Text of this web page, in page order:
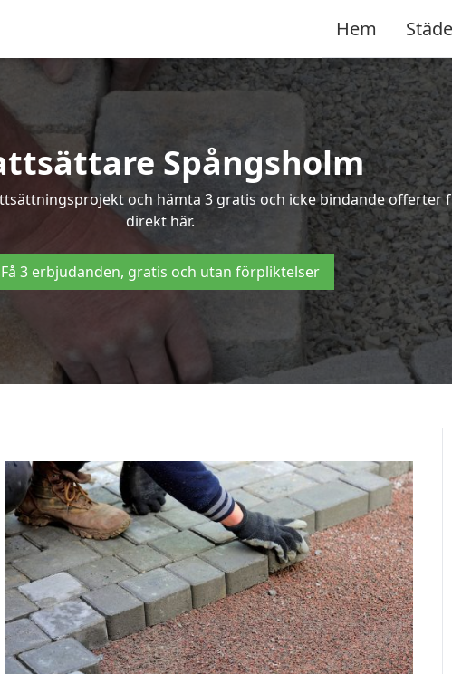
Hem
Spångsholm
och hämta 3 gratis och icke bindande
direkt här.
Få 3 erbjudanden, gratis och utan förpliktelser